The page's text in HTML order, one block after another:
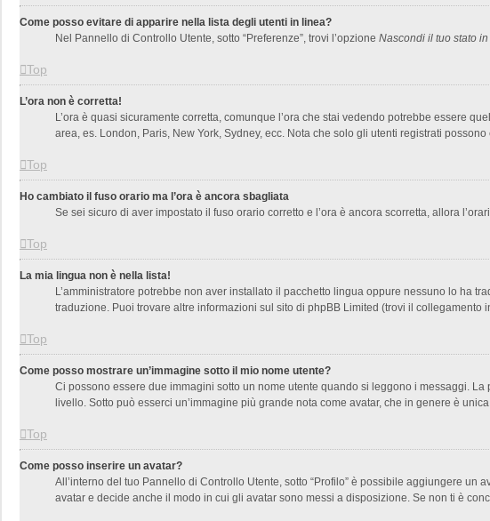
Come posso evitare di apparire nella lista degli utenti in linea?
Nel Pannello di Controllo Utente, sotto “Preferenze”, trovi l’opzione Nascondi il tuo stato
Top
L’ora non è corretta!
L’ora è quasi sicuramente corretta, comunque l’ora che stai vedendo potrebbe essere
area, es. London, Paris, New York, Sydney, ecc. Nota che solo gli utenti registrati
Top
Ho cambiato il fuso orario ma l’ora è ancora sbagliata
Se sei sicuro di aver impostato il fuso orario corretto e l’ora è ancora scorretta, allora
Top
La mia lingua non è nella lista!
L’amministratore potrebbe non aver installato il pacchetto lingua oppure nessuno lo ha
traduzione. Puoi trovare altre informazioni sul sito di phpBB Limited (trovi il collegamento
Top
Come posso mostrare un’immagine sotto il mio nome utente?
Ci possono essere due immagini sotto un nome utente quando si leggono i messaggi.
livello. Sotto può esserci un’immagine più grande nota come avatar, che in genere è
Top
Come posso inserire un avatar?
All’interno del tuo Pannello di Controllo Utente, sotto “Profilo” è possibile aggiungere
avatar e decide anche il modo in cui gli avatar sono messi a disposizione. Se non ti è